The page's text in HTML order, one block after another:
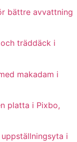
bättre avvattning
träddäck i
makadam i
platta i Pixbo,
i